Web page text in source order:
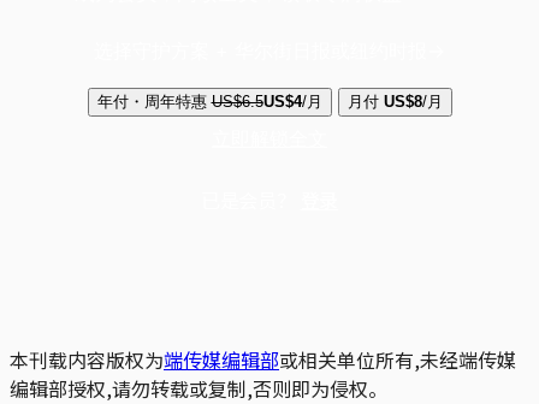
年付・周年特惠 US$6.5US$4/月 月付 US$8/月
本刊载内容版权为端传媒编辑部或相关单位所有,未经端传媒
编辑部授权,请勿转载或复制,否则即为侵权。